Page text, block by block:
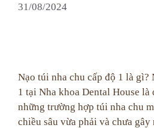
31/08/2024
Nạo túi nha chu cấp độ 1 là gì?
1 tại Nha khoa Dental House là
những trường hợp túi nha chu
chiều sâu vừa phải và chưa